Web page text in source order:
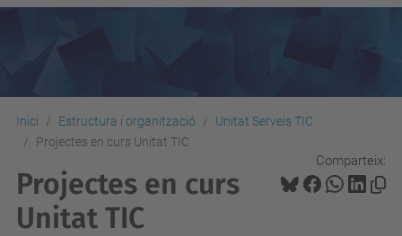
Inici Estructura i organització
Unitat Serveis TIC
Projectes en curs Unitat TIC
Comparteix:
Projectes en curs
Unitat TIC